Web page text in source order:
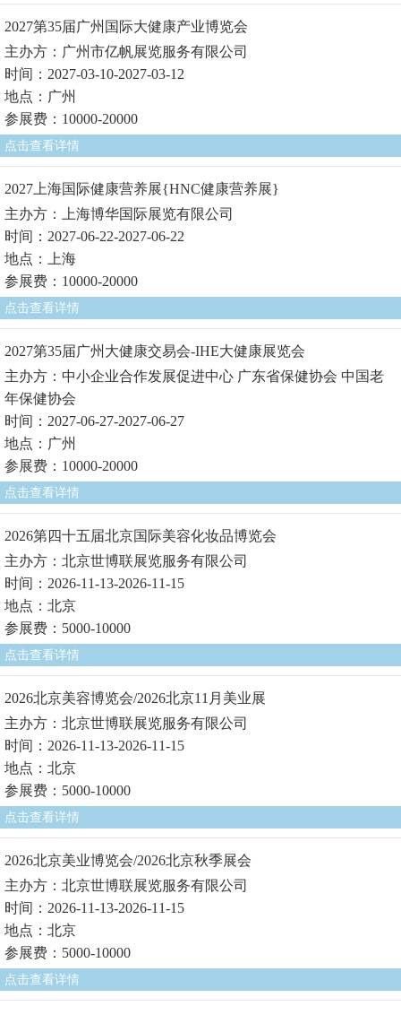
2027第35届广州国际大健康产业博览会
主办方：广州市亿帆展览服务有限公司
时间：2027-03-10-2027-03-12
地点：广州
参展费：10000-20000
点击查看详情
2027上海国际健康营养展{HNC健康营养展}
主办方：上海博华国际展览有限公司
时间：2027-06-22-2027-06-22
地点：上海
参展费：10000-20000
点击查看详情
2027第35届广州大健康交易会-IHE大健康展览会
主办方：中小企业合作发展促进中心 广东省保健协会 中国老
年保健协会
时间：2027-06-27-2027-06-27
地点：广州
参展费：10000-20000
点击查看详情
2026第四十五届北京国际美容化妆品博览会
主办方：北京世博联展览服务有限公司
时间：2026-11-13-2026-11-15
地点：北京
参展费：5000-10000
点击查看详情
2026北京美容博览会/2026北京11月美业展
主办方：北京世博联展览服务有限公司
时间：2026-11-13-2026-11-15
地点：北京
参展费：5000-10000
点击查看详情
2026北京美业博览会/2026北京秋季展会
主办方：北京世博联展览服务有限公司
时间：2026-11-13-2026-11-15
地点：北京
参展费：5000-10000
点击查看详情